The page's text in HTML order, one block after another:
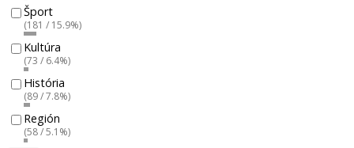
Šport
(181 / 15.9%)
Kultúra
(73 / 6.4%)
História
(89 / 7.8%)
Región
(58 / 5.1%)